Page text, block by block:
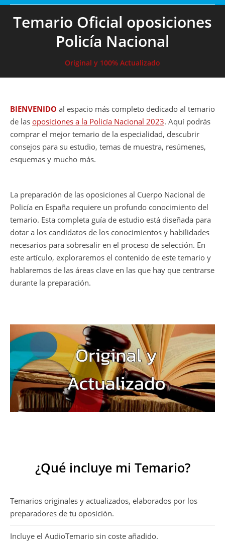
Temario Oficial oposiciones
Policía Nacional
Original y 100% Actualizado
BIENVENIDO al espacio más completo dedicado al temario
de las oposiciones a la Policía Nacional 2023. Aquí podrás
comprar el mejor temario de la especialidad, descubrir
consejos para su estudio, temas de muestra, resúmenes,
esquemas y mucho más.
La preparación de las oposiciones al Cuerpo Nacional de
Policía en España requiere un profundo conocimiento del
temario. Esta completa guía de estudio está diseñada para
dotar a los candidatos de los conocimientos y habilidades
necesarios para sobresalir en el proceso de selección. En
este artículo, exploraremos el contenido de este temario y
hablaremos de las áreas clave en las que hay que centrarse
durante la preparación.
¿Qué incluye mi Temario?
Temarios originales y actualizados, elaborados por los
preparadores de tu oposición.
Incluye el AudioTemario sin coste añadido.